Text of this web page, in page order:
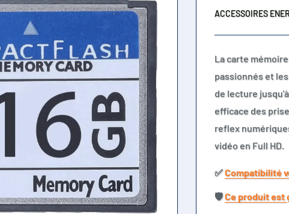
ACCESSOIRES
La carte
passionnés et
de lecture
efficace des
reflex
vidéo en Full HD.
✅​Compatibilité
🛡️​Ce produit est